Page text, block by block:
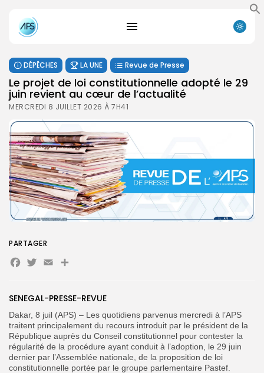
for:
Search
Button
FR
DÉPÊCHES LA UNE Revue de Presse
Le projet de loi constitutionnelle adopté le 29
juin revient au cœur de l’actualité
MERCREDI 8 JUILLET 2026 À 7H41
SENEGAL-PRESSE-REVUE
Dakar, 8 juil (APS) – Les quotidiens parvenus mercredi à l’APS
traitent principalement du recours introduit par le président de la
République auprès du Conseil constitutionnel pour contester la
régularité de la procédure ayant conduit à l’adoption, le 29 juin
dernier par l’Assemblée nationale, de la proposition de loi
constitutionnelle portée par le groupe parlementaire Pastef.
PARTAGER
Facebook
Twitter
EmailPartager